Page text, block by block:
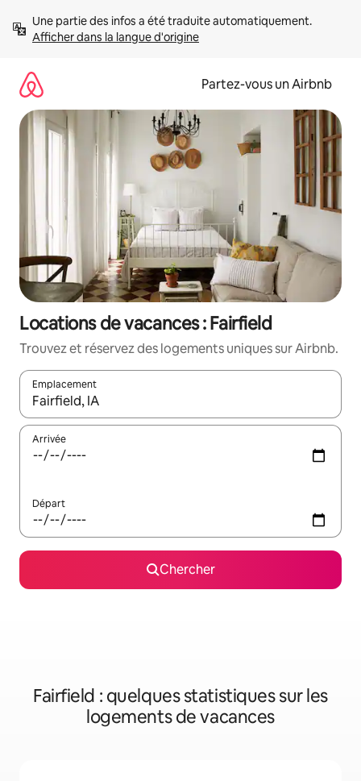
directement
Afficher dans la langue d'origine
Partez-vous un Airbnb
Locations de vacances : Fairfield
Trouvez et réservez des logements uniques sur Airbnb.
Emplacement
Quand les résultats sont affichés, parcourez-les en utilisant
Arrivée
Départ
Chercher
Fairfield : quelques statistiques sur les
logements de vacances